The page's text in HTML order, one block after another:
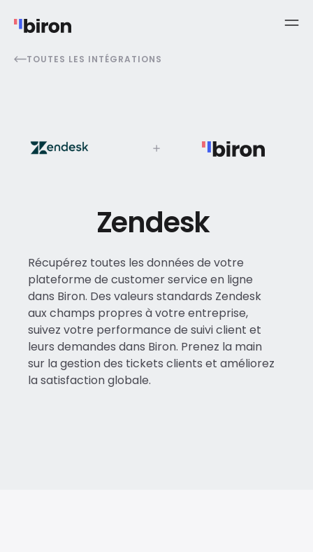
TOUTES LES INTÉGRATIONS
Zendesk
Récupérez toutes les données de votre
plateforme de customer service en ligne
dans Biron. Des valeurs standards Zendesk
aux champs propres à votre entreprise,
suivez votre performance de suivi client et
leurs demandes dans Biron. Prenez la main
sur la gestion des tickets clients et améliorez
la satisfaction globale.